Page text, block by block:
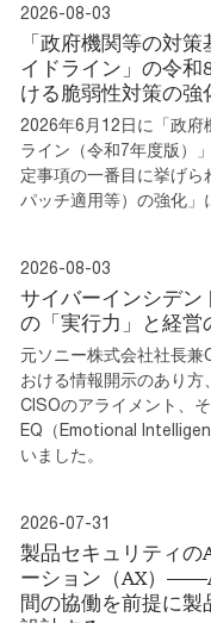
2026-08-03
「政府機関等の対
イドライン」の令和
ける脆弱性対策の強
2026年6月12日に「政府
ライン（令和7年度版）
定事項の一番目に挙げら
パッチ適用等）の強化」
2026-08-03
サイバーインシデン
の「実行力」と経営
元ソニー株式会社社長兼
おける情報開示のあり方
CISOのアライメント、
EQ（Emotional
いました。
2026-07-31
製品セキュリティの
ーション（AX）
間の協働を前提に